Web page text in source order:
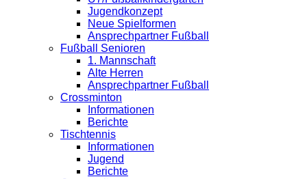
Jugendkonzept
Neue Spielformen
Ansprechpartner Fußball
Fußball Senioren
1. Mannschaft
Alte Herren
Ansprechpartner Fußball
Crossminton
Informationen
Berichte
Tischtennis
Informationen
Jugend
Berichte